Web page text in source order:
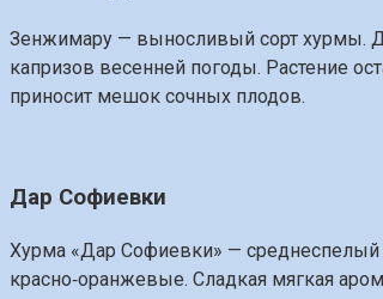
Зенжимару — выносливый сорт хурмы.
капризов весенней погоды. Растение
приносит мешок сочных плодов.
Дар Софиевки
Хурма «Дар Софиевки» — среднеспелый
красно‑оранжевые. Сладкая мягкая